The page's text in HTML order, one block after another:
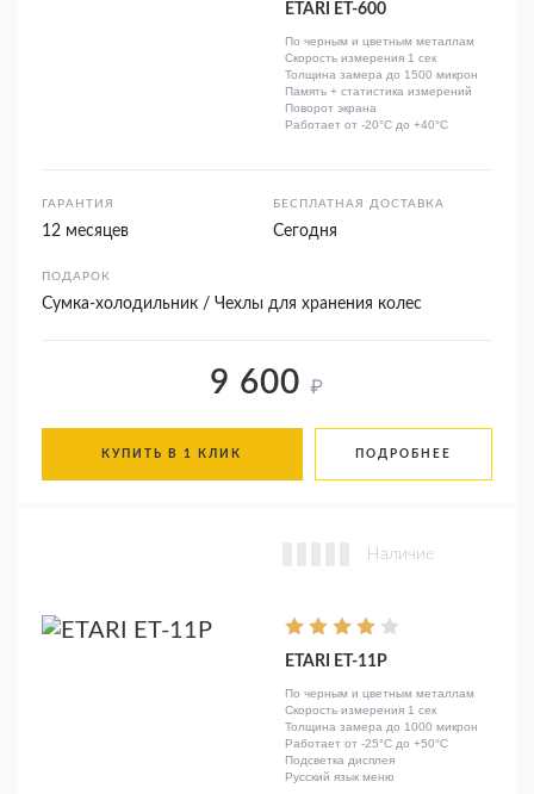
ETARI ЕТ-600
По черным и цветным металлам
Скорость измерения 1 сек
Толщина замера до 1500 микрон
Память + статистика измерений
Поворот экрана
Работает от -20°C до +40°C
ГАРАНТИЯ
12 месяцев
БЕСПЛАТНАЯ ДОСТАВКА
Сегодня
ПОДАРОК
Сумка-холодильник / Чехлы для хранения колес
9 600 ₽
КУПИТЬ В 1 КЛИК ПОДРОБНЕЕ
Наличие
ETARI ЕТ-11Р
По черным и цветным металлам
Скорость измерения 1 сек
Толщина замера до 1000 микрон
Работает от -25°C до +50°C
Подсветка дисплея
Русский язык меню